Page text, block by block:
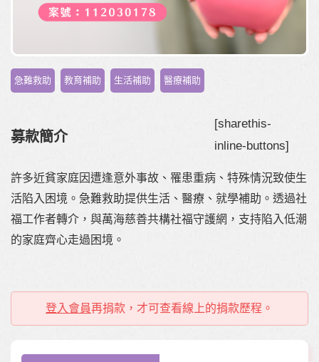
急難救助 教育補助 生活補助 醫療補助
募款簡介
[sharethis-
inline-buttons]
許多近貧家庭因遭逢意外事故、罹患重病、特殊情況致使生
活陷入困境。急難救助提供生活、醫療、就學補助。透過社
福工作者轉介，與萬海慈善共構社福守護網，支持陷入低潮
的家庭齊心走過困境。
登入會員再捐款，才可查看線上的捐款歷程。